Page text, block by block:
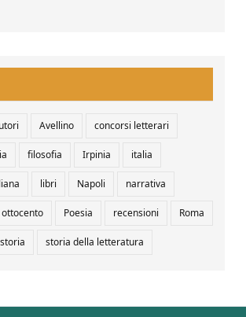
Avellino concorsi letterari
filosofia Irpinia italia
libri Napoli narrativa
ottocento Poesia recensioni Roma
storia storia della letteratura